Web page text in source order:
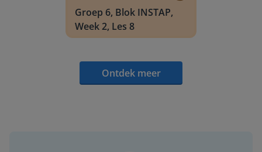
Groep 6, Blok INSTAP,
Week 2, Les 8
Ontdek meer